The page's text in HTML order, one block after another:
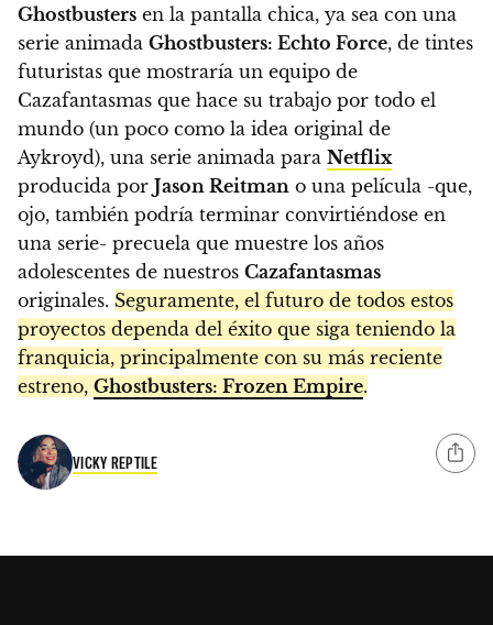
Ghostbusters en la pantalla chica, ya sea con una
serie animada Ghostbusters: Echto Force, de tintes
futuristas que mostraría un equipo de
Cazafantasmas que hace su trabajo por todo el
mundo (un poco como la idea original de
Aykroyd), una serie animada para Netflix
producida por Jason Reitman o una película -que,
ojo, también podría terminar convirtiéndose en
una serie- precuela que muestre los años
adolescentes de nuestros Cazafantasmas
originales. Seguramente, el futuro de todos estos
proyectos dependa del éxito que siga teniendo la
franquicia, principalmente con su más reciente
estreno, Ghostbusters: Frozen Empire.
VICKY REPTILE